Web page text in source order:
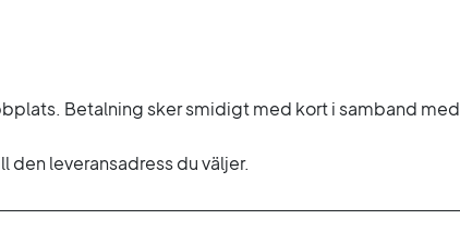
Betalning sker smidigt med kort i samband med
leveransadress du väljer.